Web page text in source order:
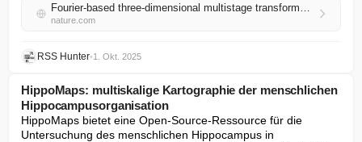
Fourier-based three-dimensional multistage transformer for aberration correction in multicellular specimens
nature.com
RSS Hunter•1. Okt. 2025
HippoMaps: multiskalige Kartographie der menschlichen
Hippocampusorganisation
HippoMaps bietet eine Open-Source-Ressource für die
Untersuchung des menschlichen Hippocampus in